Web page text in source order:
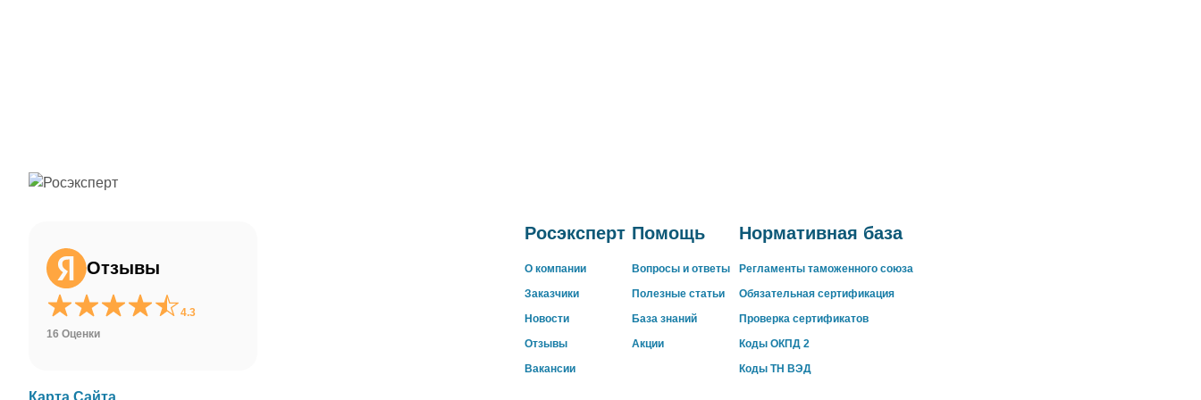
Отзывы
4.3
16 Оценки
Росэксперт
О компании
Заказчики
Новости
Отзывы
Вакансии
Помощь
Вопросы и ответы
Полезные статьи
База знаний
Акции
Нормативная база
Регламенты таможенного союза
Обязательная сертификация
Проверка сертификатов
Коды ОКПД 2
Коды ТН ВЭД
WhatsApp